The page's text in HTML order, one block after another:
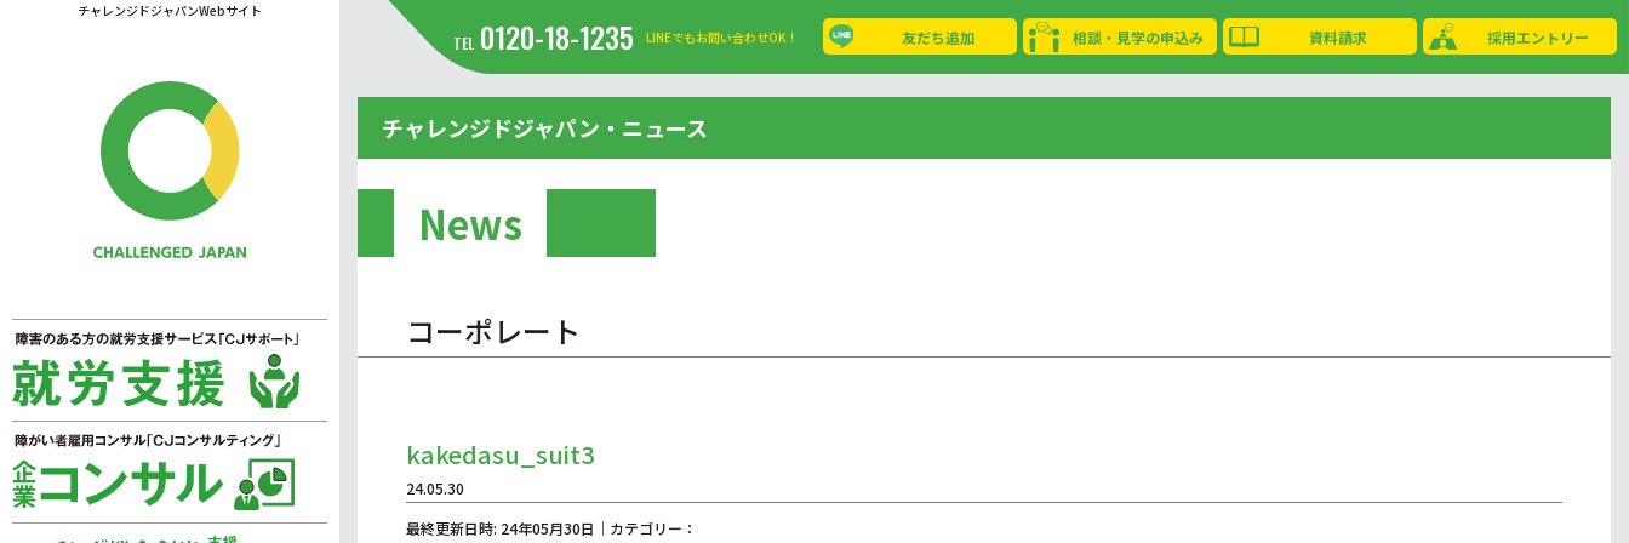
チャレンジドジャパンWebサイト
TEL 0120-18-1235 LINEでもお問い合わせOK！ 友だち追加 相談・見学の申込み 資料請求 採用エントリー
チャレンジドジャパン・ニュース
News
コーポレート
kakedasu_suit3
24.05.30
最終更新日時: 24年05月30日｜カテゴリー：